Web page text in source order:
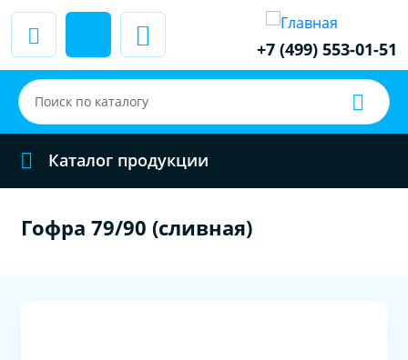
+7 (499) 553-01-51
Каталог продукции
Гофра 79/90 (сливная)